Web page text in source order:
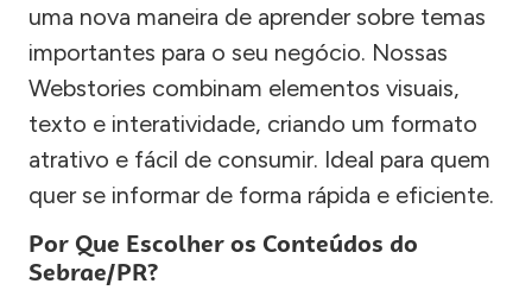
uma nova maneira de aprender sobre temas
importantes para o seu negócio. Nossas
Webstories combinam elementos visuais,
texto e interatividade, criando um formato
atrativo e fácil de consumir. Ideal para quem
quer se informar de forma rápida e eficiente.
Por Que Escolher os Conteúdos do
Sebrae/PR?